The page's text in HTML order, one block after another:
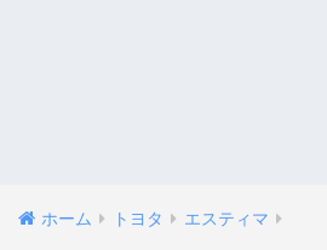
ホーム トヨタ エスティマ